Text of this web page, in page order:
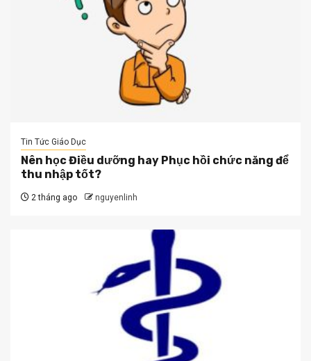
Tin Tức Giáo Dục
Nên học Điều dưỡng hay Phục hồi chức năng để
thu nhập tốt?
2 tháng ago nguyenlinh